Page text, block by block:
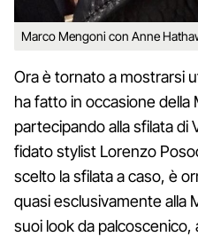
Marco Mengoni con Anne
Ora è tornato a mostrarsi
ha fatto in occasione della
partecipando alla sfilata di
fidato stylist Lorenzo
scelto la sfilata a caso, è
quasi esclusivamente alla
suoi look da palcoscenico,